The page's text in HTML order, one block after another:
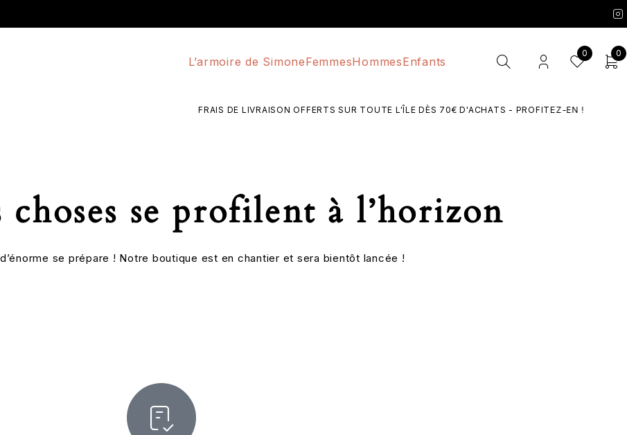
L’armoire de SimoneFemmesHommesEnfants
0 0
FRAIS DE LIVRAISON OFFERTS SUR TOUTE L'ÎLE DÈS 70€ D'ACHATS - PROFITEZ-EN !
choses se profilent à l’horizon
se prépare ! Notre boutique est en chantier et sera bientôt lancée !